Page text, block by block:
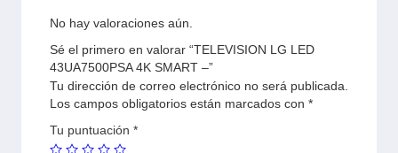
No hay valoraciones aún.
Sé el primero en valorar “TELEVISION LG LED
43UA7500PSA 4K SMART –”
Tu dirección de correo electrónico no será publicada.
Los campos obligatorios están marcados con *
Tu puntuación *